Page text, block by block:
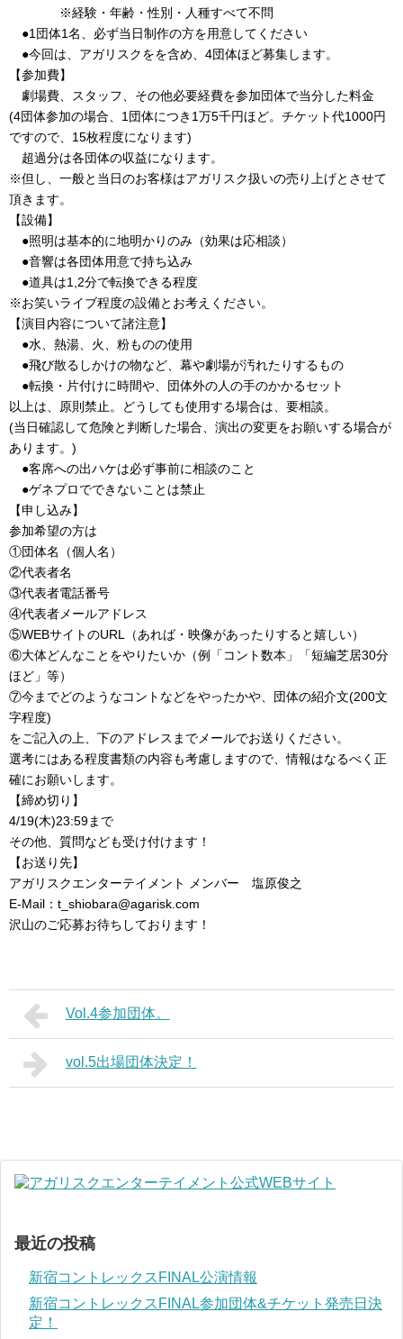
※経験・年齢・性別・人種すべて不問
●1団体1名、必ず当日制作の方を用意してください
●今回は、アガリスクをを含め、4団体ほど募集します。
【参加費】
劇場費、スタッフ、その他必要経費を参加団体で当分した料金
(4団体参加の場合、1団体につき1万5千円ほど。チケット代1000円
ですので、15枚程度になります)
超過分は各団体の収益になります。
※但し、一般と当日のお客様はアガリスク扱いの売り上げとさせて
頂きます。
【設備】
●照明は基本的に地明かりのみ（効果は応相談）
●音響は各団体用意で持ち込み
●道具は1,2分で転換できる程度
※お笑いライブ程度の設備とお考えください。
【演目内容について諸注意】
●水、熱湯、火、粉ものの使用
●飛び散るしかけの物など、幕や劇場が汚れたりするもの
●転換・片付けに時間や、団体外の人の手のかかるセット
以上は、原則禁止。どうしても使用する場合は、要相談。
(当日確認して危険と判断した場合、演出の変更をお願いする場合が
あります。)
●客席への出ハケは必ず事前に相談のこと
●ゲネプロでできないことは禁止
【申し込み】
参加希望の方は
①団体名（個人名）
②代表者名
③代表者電話番号
④代表者メールアドレス
⑤WEBサイトのURL（あれば・映像があったりすると嬉しい）
⑥大体どんなことをやりたいか（例「コント数本」「短編芝居30分
ほど」等）
⑦今までどのようなコントなどをやったかや、団体の紹介文(200文
字程度)
をご記入の上、下のアドレスまでメールでお送りください。
選考にはある程度書類の内容も考慮しますので、情報はなるべく正
確にお願いします。
【締め切り】
4/19(木)23:59まで
その他、質問なども受け付けます！
【お送り先】
アガリスクエンターテイメント メンバー 塩原俊之
E-Mail：t_shiobara@agarisk.com
沢山のご応募お待ちしております！
Vol.4参加団体。
vol.5出場団体決定！
最近の投稿
新宿コントレックスFINAL公演情報
新宿コントレックスFINAL参加団体&チケット発売日決
定！